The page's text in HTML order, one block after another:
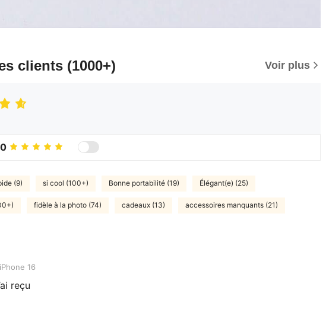
clients (1000+) Voir plus
(9) si cool (100+) Bonne portabilité (19) Élégant(e) (25)
fidèle à la photo (74) cadeaux (13) accessoires manquants (21)
16
iPhone 16
reçu